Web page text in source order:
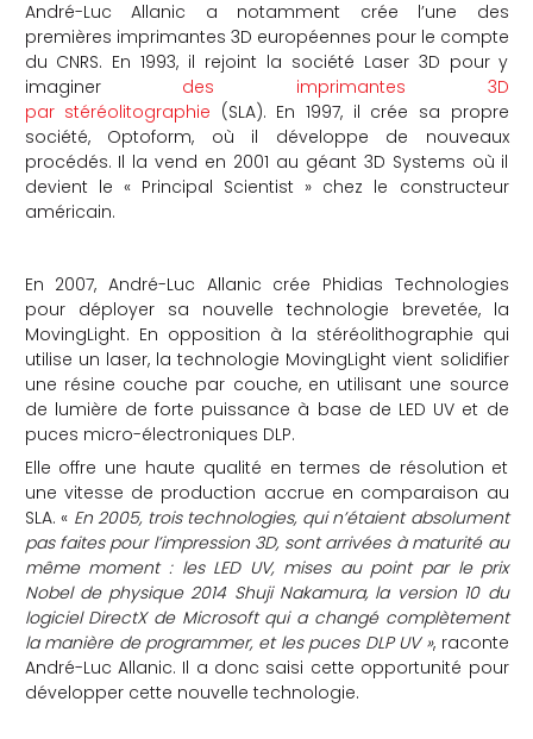
André-Luc Allanic a notamment crée l’une des
premières imprimantes 3D européennes pour le compte
du CNRS. En 1993, il rejoint la société Laser 3D pour y
imaginer des imprimantes 3D
par stéréolitographie (SLA). En 1997, il crée sa propre
société, Optoform, où il développe de nouveaux
procédés. Il la vend en 2001 au géant 3D Systems où il
devient le « Principal Scientist » chez le constructeur
américain.
En 2007, André-Luc Allanic crée Phidias Technologies
pour déployer sa nouvelle technologie brevetée, la
MovingLight. En opposition à la stéréolithographie qui
utilise un laser, la technologie MovingLight vient solidifier
une résine couche par couche, en utilisant une source
de lumière de forte puissance à base de LED UV et de
puces micro-électroniques DLP.
Elle offre une haute qualité en termes de résolution et
une vitesse de production accrue en comparaison au
SLA. « En 2005, trois technologies, qui n’étaient absolument
pas faites pour l’impression 3D, sont arrivées à maturité au
même moment : les LED UV, mises au point par le prix
Nobel de physique 2014 Shuji Nakamura, la version 10 du
logiciel DirectX de Microsoft qui a changé complètement
la manière de programmer, et les puces DLP UV », raconte
André-Luc Allanic. Il a donc saisi cette opportunité pour
développer cette nouvelle technologie.